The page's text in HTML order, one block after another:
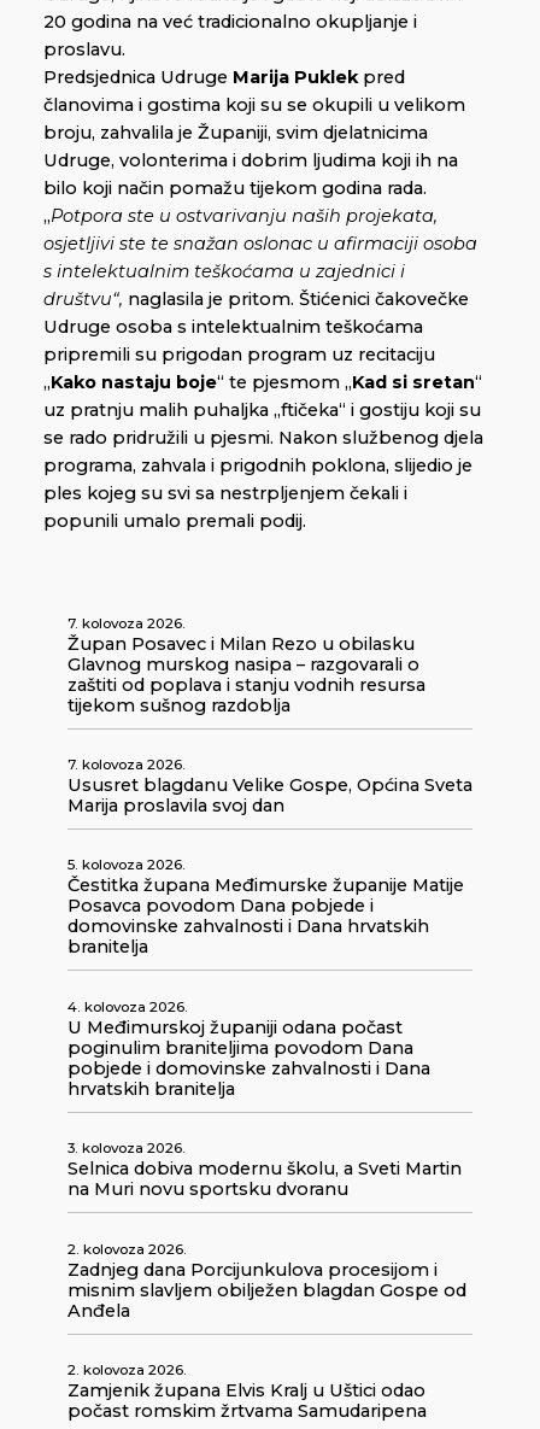
20 godina na već tradicionalno okupljanje i
proslavu.
Predsjednica Udruge Marija Puklek pred
članovima i gostima koji su se okupili u velikom
broju, zahvalila je Županiji, svim djelatnicima
Udruge, volonterima i dobrim ljudima koji ih na
bilo koji način pomažu tijekom godina rada.
„Potpora ste u ostvarivanju naših projekata,
osjetljivi ste te snažan oslonac u afirmaciji osoba
s intelektualnim teškoćama u zajednici i
društvu“, naglasila je pritom. Štićenici čakovečke
Udruge osoba s intelektualnim teškoćama
pripremili su prigodan program uz recitaciju
„Kako nastaju boje“ te pjesmom „Kad si sretan“
uz pratnju malih puhaljka „ftičeka“ i gostiju koji su
se rado pridružili u pjesmi. Nakon službenog djela
programa, zahvala i prigodnih poklona, slijedio je
ples kojeg su svi sa nestrpljenjem čekali i
popunili umalo premali podij.
7. kolovoza 2026.
Župan Posavec i Milan Rezo u obilasku
Glavnog murskog nasipa – razgovarali o
zaštiti od poplava i stanju vodnih resursa
tijekom sušnog razdoblja
7. kolovoza 2026.
Ususret blagdanu Velike Gospe, Općina Sveta
Marija proslavila svoj dan
5. kolovoza 2026.
Čestitka župana Međimurske županije Matije
Posavca povodom Dana pobjede i
domovinske zahvalnosti i Dana hrvatskih
branitelja
4. kolovoza 2026.
U Međimurskoj županiji odana počast
poginulim braniteljima povodom Dana
pobjede i domovinske zahvalnosti i Dana
hrvatskih branitelja
3. kolovoza 2026.
Selnica dobiva modernu školu, a Sveti Martin
na Muri novu sportsku dvoranu
2. kolovoza 2026.
Zadnjeg dana Porcijunkulova procesijom i
misnim slavljem obilježen blagdan Gospe od
Anđela
2. kolovoza 2026.
Zamjenik župana Elvis Kralj u Uštici odao
počast romskim žrtvama Samudaripena